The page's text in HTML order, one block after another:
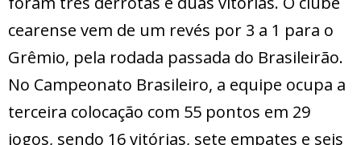
cearense vem de um revés por 3 a 1 para o
Grêmio, pela rodada passada do Brasileirão.
No Campeonato Brasileiro, a equipe ocupa a
terceira colocação com 55 pontos em 29
jogos, sendo 16 vitórias, sete empates e seis